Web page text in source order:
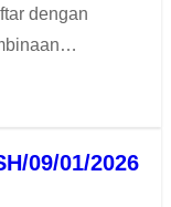
dengan
09/01/2026